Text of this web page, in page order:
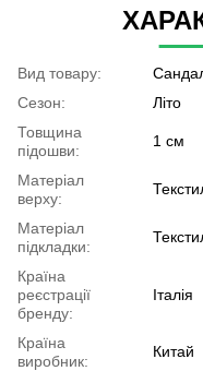
Вид товару:
Сезон:
Літо
Товщина
підошви:
1 см
Матеріал
верху:
Матеріал
підкладки:
Країна
реєстрації
бренду:
Італія
Країна
виробник:
Китай